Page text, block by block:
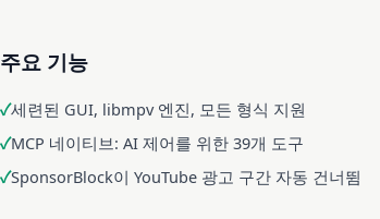
주요 기능
세련된 GUI, libmpv 엔진, 모든 형식 지원
MCP 네이티브: AI 제어를 위한 39개 도구
SponsorBlock이 YouTube 광고 구간 자동 건너뜀